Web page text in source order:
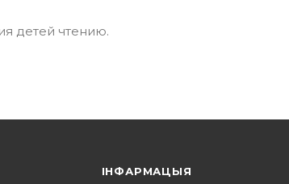
детей чтению.
ІНФАРМАЦЫЯ